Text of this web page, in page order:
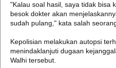
"Kalau soal hasil, saya tidak bisa
besok dokter akan
sudah pulang," kata salah
Kepolisian melakukan autopsi
menindaklanjuti dugaan
Walhi tersebut.